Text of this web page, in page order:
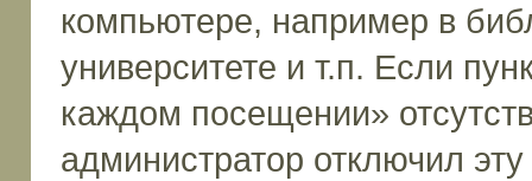
компьютере, например в
университете и т.п. Если
каждом посещении»
администратор отключил